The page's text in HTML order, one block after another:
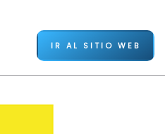
IR AL SITIO WEB